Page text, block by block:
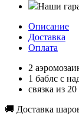
Наши
Описание
Доставка
Оплата
2
1 баблс с
связка из
🚚 Доставка